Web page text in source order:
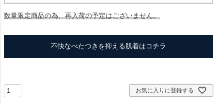
数量限定商品の為、再入荷の予定はございません。
不快なべたつきを抑える肌着はコチラ
お気に入りに登録する